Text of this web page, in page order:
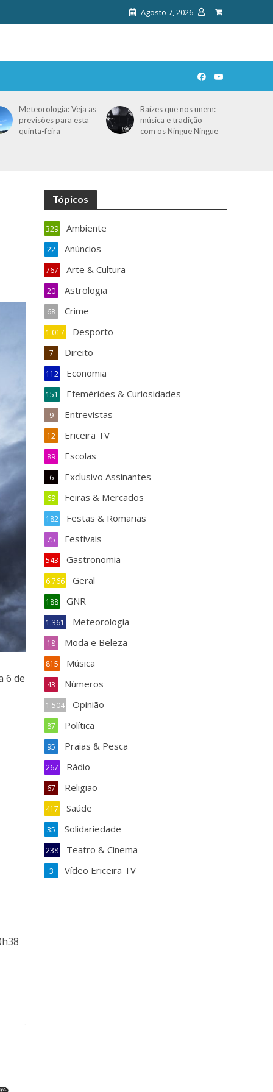
Agosto 7, 2026
Meteorologia: Veja as
previsões para esta
quinta-feira
Raízes que nos unem:
música e tradição
com os Ningue Ningue
6 de
Tópicos
Ambiente
329
Anúncios
22
Arte & Cultura
767
Astrologia
20
Crime
68
Desporto
1.017
Direito
7
Economia
112
Efemérides & Curiosidades
151
Entrevistas
9
Ericeira TV
12
Escolas
89
Exclusivo Assinantes
6
Feiras & Mercados
69
Festas & Romarias
182
Festivais
75
Gastronomia
543
Geral
6.766
GNR
188
Meteorologia
1.361
Moda e Beleza
18
Música
815
Números
43
Opinião
1.504
Política
87
Praias & Pesca
95
Rádio
267
Religião
67
Saúde
417
Solidariedade
35
Teatro & Cinema
238
Vídeo Ericeira TV
3